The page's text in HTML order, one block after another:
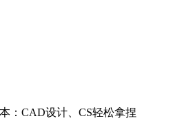
：CAD设计、CS轻松拿捏